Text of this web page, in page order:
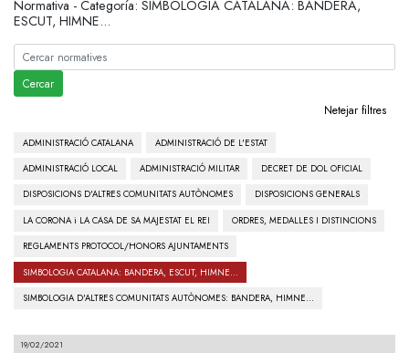
Normativa - Categoría: SIMBOLOGIA CATALANA: BANDERA,
ESCUT, HIMNE...
Netejar filtres
ADMINISTRACIÓ CATALANA ADMINISTRACIÓ DE L'ESTAT
ADMINISTRACIÓ LOCAL ADMINISTRACIÓ MILITAR DECRET DE DOL OFICIAL
DISPOSICIONS D'ALTRES COMUNITATS AUTÒNOMES DISPOSICIONS GENERALS
LA CORONA i LA CASA DE SA MAJESTAT EL REI ORDRES, MEDALLES I DISTINCIONS
REGLAMENTS PROTOCOL/HONORS AJUNTAMENTS
SIMBOLOGIA CATALANA: BANDERA, ESCUT, HIMNE...
SIMBOLOGIA D'ALTRES COMUNITATS AUTÒNOMES: BANDERA, HIMNE...
19/02/2021